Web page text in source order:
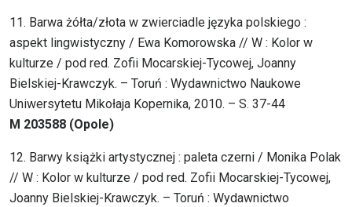
11. Barwa żółta/złota w zwierciadle języka polskiego :
aspekt lingwistyczny / Ewa Komorowska // W : Kolor w
kulturze / pod red. Zofii Mocarskiej-Tycowej, Joanny
Bielskiej-Krawczyk. – Toruń : Wydawnictwo Naukowe
Uniwersytetu Mikołaja Kopernika, 2010. – S. 37-44
M 203588 (Opole)
12. Barwy książki artystycznej : paleta czerni / Monika Polak
// W : Kolor w kulturze / pod red. Zofii Mocarskiej-Tycowej,
Joanny Bielskiej-Krawczyk. – Toruń : Wydawnictwo